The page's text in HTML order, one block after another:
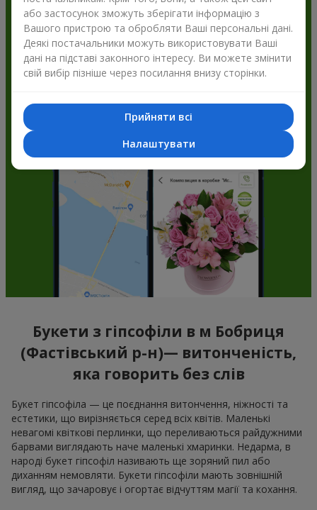
Flowers.ua і отримуйте бонуси
Букети з гіпсофіли в м Бобриця
(Фастівський р-н)— витонченість,
яка говорить без слів
Букет гіпсофіла — це поєднання витончення, ніжності та
естетики, що вирізняється серед всіх квітів. Маленькі
невагомі квіткові перлинки, що переливаються райдужними
барвами виглядають наче маленькі хмаринки. Недарма, в
народі букет гіпсофіл називають ще зоряний пил або
диханням немовляти. Букети гіпсофіли мають зовнішній
вигляд, що зачаровує і огортає відчуттям магії та кохання.
або застосунок зможуть зберігати інформацію з
Вашого пристрою та обробляти Ваші персональні дані.
Деякі постачальники можуть використовувати Ваші
дані на підставі законного інтересу. Ви можете змінити
свій вибір пізніше через посилання внизу сторінки.
Прийняти всі
Налаштувати